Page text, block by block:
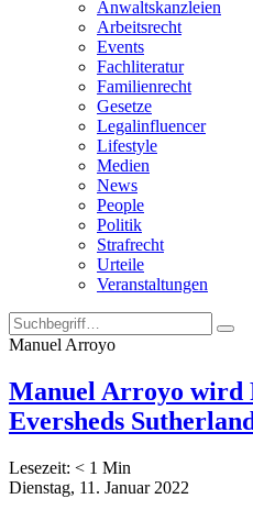
Anwaltskanzleien
Arbeitsrecht
Events
Fachliteratur
Familienrecht
Gesetze
Legalinfluencer
Lifestyle
Medien
News
People
Politik
Strafrecht
Urteile
Veranstaltungen
Manuel Arroyo
Manuel Arroyo wird
Eversheds
Lesezeit: < 1 Min
Dienstag, 11. Januar 2022